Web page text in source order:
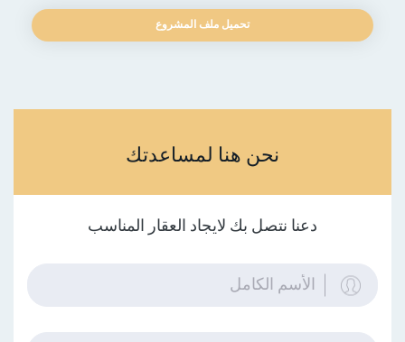
تحميل ملف المشروع
نحن هنا لمساعدتك
دعنا نتصل بك لايجاد العقار المناسب